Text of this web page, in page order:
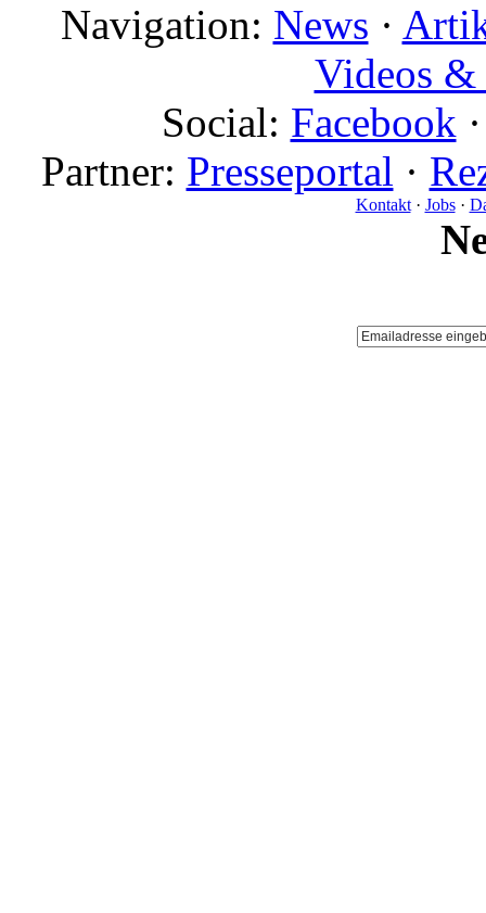
Navigation: News ·
Videos
Social: Facebook
Partner: Presseportal ·
Kontakt· Jobs·